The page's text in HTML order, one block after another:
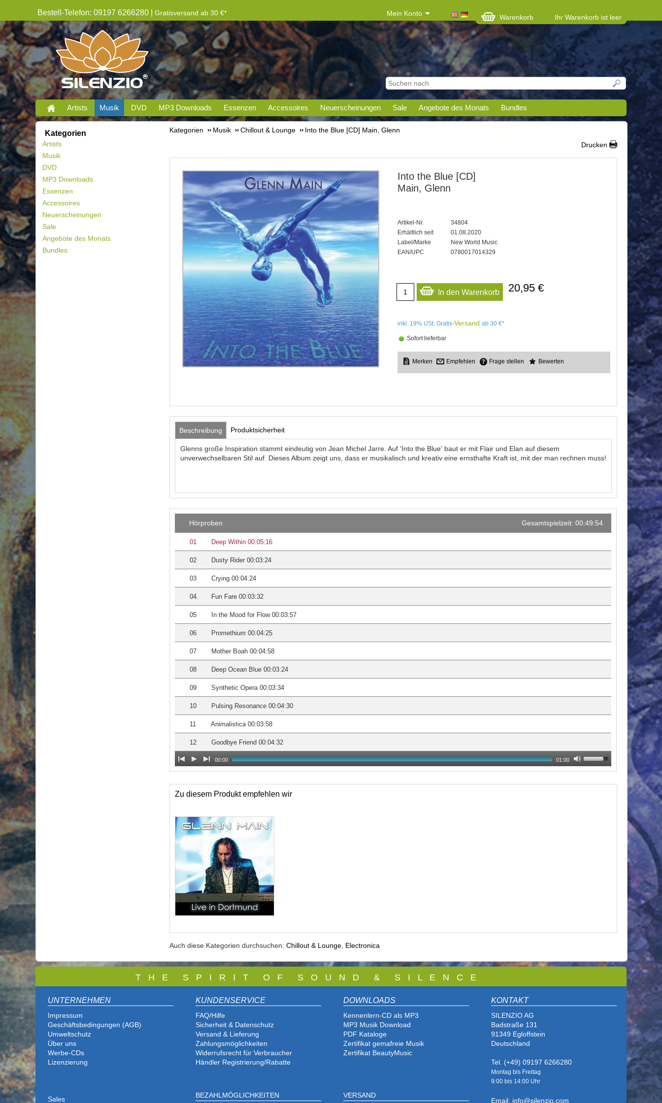
Bestell-Telefon: 09197 6266280 | Gratisversand ab 30 €* Mein Konto Warenkorb Ihr Warenkorb ist leer
Artists Musik DVD MP3 Downloads Essenzen Accessoires Neuerscheinungen Sale Angebote des Monats Bundles
Kategorien
Artists
Musik
DVD
MP3 Downloads
Essenzen
Accessoires
Neuerscheinungen
Sale
Angebote des Monats
Bundles
Kategorien Musik Chillout & Lounge
Into the Blue [CD] Main, Glenn
Drucken
Into the Blue [CD]
Main, Glenn
Artikel-Nr.
34804
Erhältlich seit
01.08.2020
Label/Marke
New World Music
EAN/UPC
0780017014329
In den Warenkorb 20,95 €
inkl. 19% USt. Gratis-Versand ab 30 €*
Sofort lieferbar
Empfehlen Frage stellen Bewerten
Beschreibung Produktsicherheit
Glenns große Inspiration stammt eindeutig von Jean Michel Jarre. Auf 'Into the Blue' baut er mit Flair und Elan auf diesem
unverwechselbaren Stil auf. Dieses Album zeigt uns, dass er musikalisch und kreativ eine ernsthafte Kraft ist, mit der man rechnen muss!
Hörproben Gesamtspielzeit: 00:49:54
01 Deep Within 00:05:16
02 Dusty Rider 00:03:24
03 Crying 00:04:24
04 Fun Fare 00:03:32
05 In the Mood for Flow 00:03:57
06 Promethium 00:04:25
07 Mother Boah 00:04:58
08 Deep Ocean Blue 00:03:24
09 Synthetic Opera 00:03:34
10 Pulsing Resonance 00:04:30
11 Animalistica 00:03:58
12 Goodbye Friend 00:04:32
00:00 01:00
Zu diesem Produkt empfehlen wir
Auch diese Kategorien durchsuchen: Chillout & Lounge Electronica
T H E S P I R I T O F S O U N D & S I L E N C E
UNTERNEHMEN
Impressum
Geschäftsbedingungen (AGB)
Umweltschutz
Über uns
Werbe-CDs
Lizenzierung
KUNDENSERVICE
FAQ/Hilfe
Sicherheit & Datenschutz
Versand & Lieferung
Zahlungsmöglichkeiten
Widerrufsrecht für Verbraucher
Händler Registrierung/Rabatte
DOWNLOADS
Kennenlern-CD als MP3
MP3 Musik Download
PDF Kataloge
Zertifikat gemafreie Musik
Zertifikat BeautyMusic
Sales BEZAHLMÖGLICHKEITEN VERSAND
KONTAKT
SILENZIO AG
Badstraße 131
91349 Egloffstein
Deutschland
Tel. (+49) 09197 6266280
Montag bis Freitag
9:00 bis 14:00 Uhr
Email: info@silenzio.com